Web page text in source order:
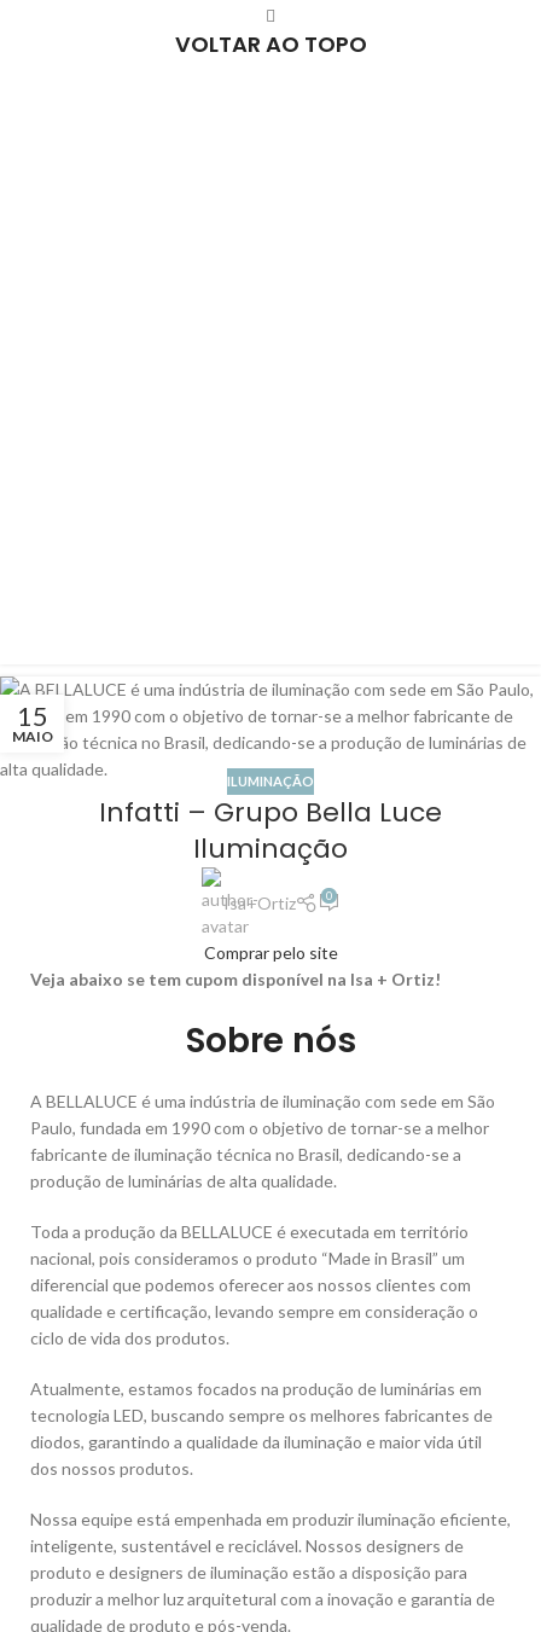
VOLTAR AO TOPO
15
MAIO
ILUMINAÇÃO
Infatti – Grupo Bella Luce
Iluminação
Isa+Ortiz 0
Comprar pelo site
Veja abaixo se tem cupom disponível na Isa + Ortiz!
Sobre nós
A BELLALUCE é uma indústria de iluminação com sede em São
Paulo, fundada em 1990 com o objetivo de tornar-se a melhor
fabricante de iluminação técnica no Brasil, dedicando-se a
produção de luminárias de alta qualidade.
Toda a produção da BELLALUCE é executada em território
nacional, pois consideramos o produto “Made in Brasil” um
diferencial que podemos oferecer aos nossos clientes com
qualidade e certificação, levando sempre em consideração o
ciclo de vida dos produtos.
Atualmente, estamos focados na produção de luminárias em
tecnologia LED, buscando sempre os melhores fabricantes de
diodos, garantindo a qualidade da iluminação e maior vida útil
dos nossos produtos.
Nossa equipe está empenhada em produzir iluminação eficiente,
inteligente, sustentável e reciclável. Nossos designers de
produto e designers de iluminação estão a disposição para
produzir a melhor luz arquitetural com a inovação e garantia de
qualidade de produto e pós-venda.